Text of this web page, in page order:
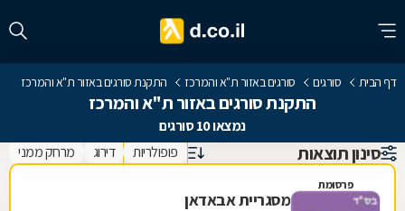
דף הבית סורגים סורגים באזור ת"א והמרכז התקנת סורגים באזור ת"א והמרכז
התקנת סורגים באזור ת"א והמרכז
נמצאו 10 סורגים
סינון תוצאות פופולריות דירוג מרחק ממני
פרסומת
מסגריית אבאדאן